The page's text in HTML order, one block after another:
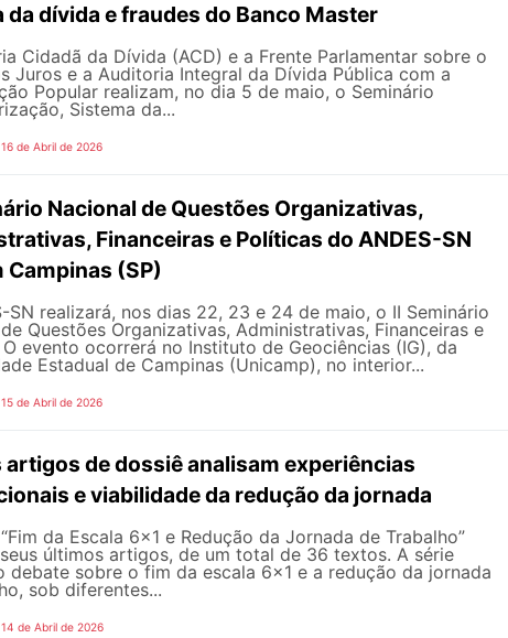
da dívida e fraudes do Banco Master
Cidadã da Dívida (ACD) e a Frente Parlamentar sobre o
Juros e a Auditoria Integral da Dívida Pública com a
Popular realizam, no dia 5 de maio, o Seminário
Sistema da...
de Abril de 2026
Nacional de Questões Organizativas,
Financeiras e Políticas do ANDES-SN
Campinas (SP)
SN realizará, nos dias 22, 23 e 24 de maio, o II Seminário
Questões Organizativas, Administrativas, Financeiras e
evento ocorrerá no Instituto de Geociências (IG), da
Estadual de Campinas (Unicamp), no interior...
de Abril de 2026
artigos de dossiê analisam experiências
e viabilidade da redução da jornada
da Escala 6×1 e Redução da Jornada de Trabalho”
últimos artigos, de um total de 36 textos. A série
debate sobre o fim da escala 6x1 e a redução da jornada
sob diferentes...
de Abril de 2026